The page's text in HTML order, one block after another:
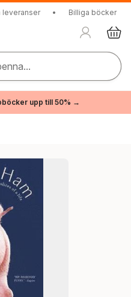
leveranser • Billiga böcker
upp till 50% →